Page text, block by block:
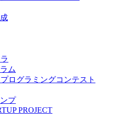
ム
ログラミングコンテスト
プ
PROJECT